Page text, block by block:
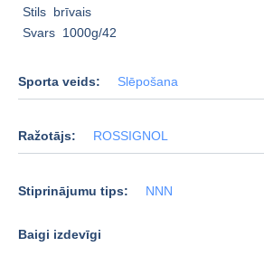
Stils brīvais
Svars 1000g/42
Sporta veids: Slēpošana
Ražotājs: ROSSIGNOL
Stiprinājumu tips: NNN
Baigi izdevīgi